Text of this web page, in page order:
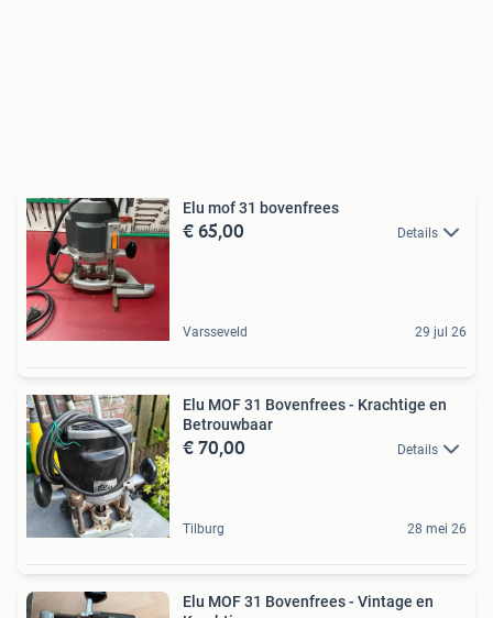
Elu mof 31 bovenfrees
€ 65,00 Details
Varsseveld 29 jul 26
Elu MOF 31 Bovenfrees - Krachtige en
Betrouwbaar
€ 70,00 Details
Tilburg 28 mei 26
Elu MOF 31 Bovenfrees - Vintage en